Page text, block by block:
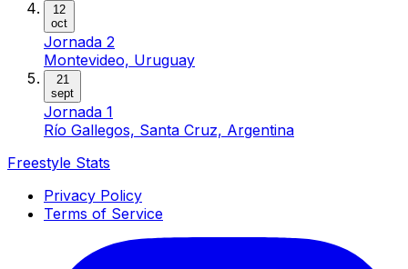
12
oct
Jornada 2
Montevideo, Uruguay
21
sept
Jornada 1
Río Gallegos, Santa Cruz, Argentina
Freestyle Stats
Privacy Policy
Terms of Service